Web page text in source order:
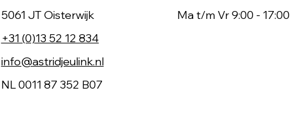
5061 JT Oisterwijk
+31 (0)13 52 12 834
info@astridjeulink.nl
NL 0011 87 352 B07
Ma t/m Vr 9:00 - 17:00